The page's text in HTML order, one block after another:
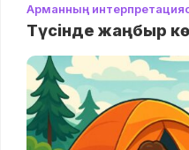
Арманның
Түсінде жаңбыр